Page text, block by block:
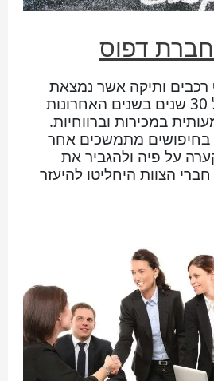
דפוס
רכבים ותיקה אשר נמצאת
בשוק הישראלי מעל 30 שנים בשנים האחרונות
במכירות וברווחיות.
בחיפושים מתמשכים אחר
על פיה ולהגביר את
הצוות היחליטו להיעזר